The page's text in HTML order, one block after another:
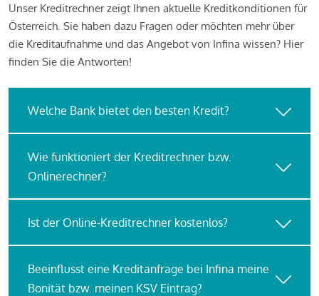
Unser Kreditrechner zeigt Ihnen aktuelle Kreditkonditionen für
Österreich. Sie haben dazu Fragen oder möchten mehr über
die Kreditaufnahme und das Angebot von Infina wissen? Hier
finden Sie die Antworten!
Welche Bank bietet den besten Kredit?
Wie funktioniert der Kreditrechner bzw.
Onlinerechner?
Ist der Online-Kreditrechner kostenlos?
Beeinflusst eine Kreditanfrage bei Infina meine
Bonität bzw. meinen KSV Eintrag?